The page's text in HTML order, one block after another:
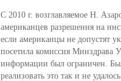
С 2010 г. возглавляемое Н.
американцев разрешения на
если американцы не допустят
посетила комиссия Минздрава
информации был ограничен.
реализовать это так и не